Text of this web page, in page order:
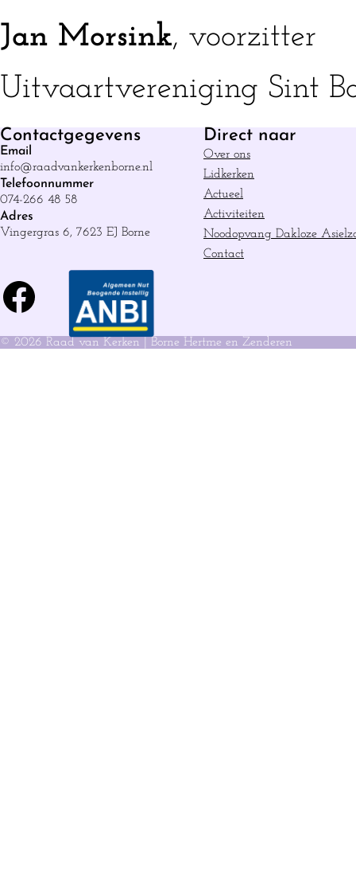
Jan Morsink, voorzitter
Uitvaartvereniging Sint
Contactgegevens
Email
info@raadvankerkenborne.nl
Telefoonnummer
074-266 48 58
Adres
Vingergras 6, 7623 EJ Borne
Facebook
Direct naar
Over ons
Lidkerken
Actueel
Activiteiten
Noodopvang Dakloze
Contact
© 2026 Raad van Kerken | Borne Hertme en Zenderen